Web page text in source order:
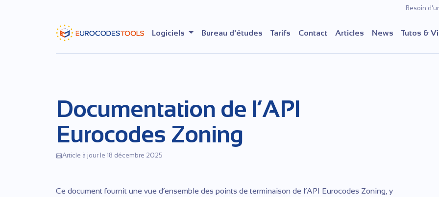
Besoin
Logiciels Bureau d'études Tarifs Contact Articles News Tutos &
Documentation de l’API
Eurocodes Zoning
Article à jour le 18 décembre 2025
Ce document fournit une vue d’ensemble des points de terminaison de l’API Eurocodes Zoning, y